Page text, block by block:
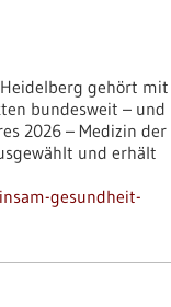
gehört mit
bundesweit – und
2026 – Medizin der
und erhält
gesundheit-